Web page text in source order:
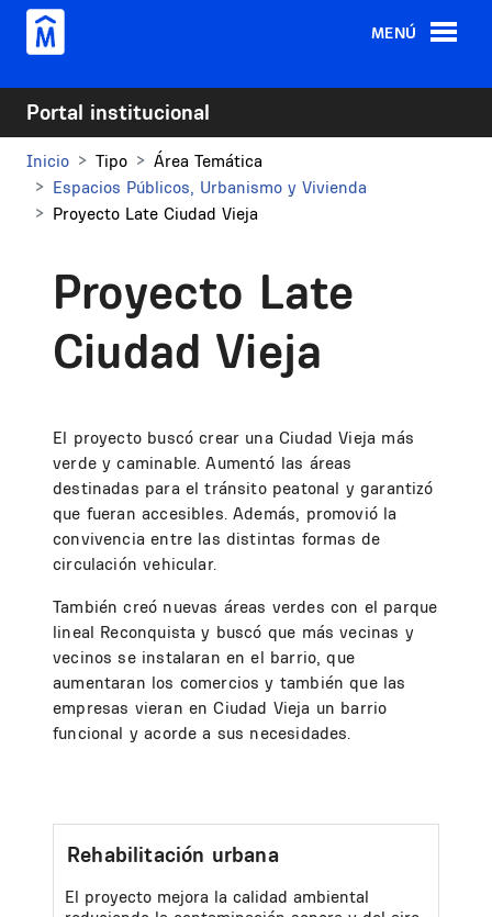
Pasar al contenido principal
MENÚ
Portal institucional
Inicio Tipo
Área Temática
Espacios Públicos, Urbanismo y Vivienda
Proyecto Late Ciudad Vieja
Proyecto Late
Ciudad Vieja
El proyecto buscó crear una Ciudad Vieja más
verde y caminable. Aumentó las áreas
destinadas para el tránsito peatonal y garantizó
que fueran accesibles. Además, promovió la
convivencia entre las distintas formas de
circulación vehicular.
También creó nuevas áreas verdes con el parque
lineal Reconquista y buscó que más vecinas y
vecinos se instalaran en el barrio, que
aumentaran los comercios y también que las
empresas vieran en Ciudad Vieja un barrio
funcional y acorde a sus necesidades.
Rehabilitación urbana
El proyecto mejora la calidad ambiental